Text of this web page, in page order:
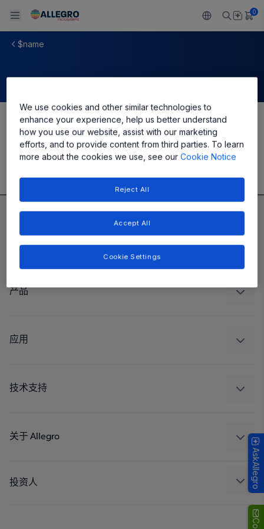
Back To Main Menu
感应
调节
驱动器
Back To Main Menu
汽车
工业
消费品
Technologies
Back To Main Menu
设计和开发
封装
软件门户
Back To Main Menu
Resource Center
Back To Main Menu
我们的公司
人才招聘
企业责任
Growth and Inclusion
联系我们
0
$name
Share
产品
调节
应用
工业
技术支持
封装
关于 Allegro
人才招聘
投资人 AskAllegro
We use cookies and other similar technologies to
enhance your experience, help us better understand
how you use our website, assist with our marketing
efforts, and to provide content from third parties. To learn
more about the cookies we use, see ourCookie Notice
Reject All
Accept All
Cookie Settings